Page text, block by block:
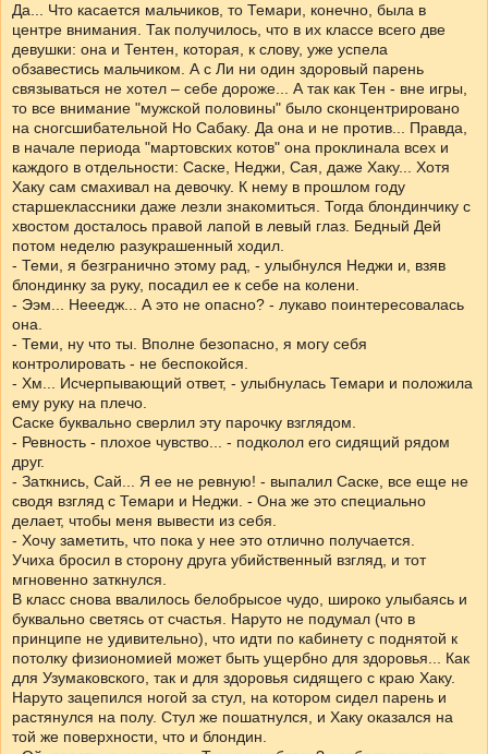
Да... Что касается мальчиков, то Темари, конечно, была в
центре внимания. Так получилось, что в их классе всего две
девушки: она и Тентен, которая, к слову, уже успела
обзавестись мальчиком. А с Ли ни один здоровый парень
связываться не хотел – себе дороже... А так как Тен - вне игры,
то все внимание "мужской половины" было сконцентрировано
на сногсшибательной Но Сабаку. Да она и не против... Правда,
в начале периода "мартовских котов" она проклинала всех и
каждого в отдельности: Саске, Неджи, Сая, даже Хаку... Хотя
Хаку сам смахивал на девочку. К нему в прошлом году
старшеклассники даже лезли знакомиться. Тогда блондинчику с
хвостом досталось правой лапой в левый глаз. Бедный Дей
потом неделю разукрашенный ходил.
- Теми, я безгранично этому рад, - улыбнулся Неджи и, взяв
блондинку за руку, посадил ее к себе на колени.
- Ээм... Нееедж... А это не опасно? - лукаво поинтересовалась
она.
- Теми, ну что ты. Вполне безопасно, я могу себя
контролировать - не беспокойся.
- Хм... Исчерпывающий ответ, - улыбнулась Темари и положила
ему руку на плечо.
Саске буквально сверлил эту парочку взглядом.
- Ревность - плохое чувство... - подколол его сидящий рядом
друг.
- Заткнись, Сай... Я ее не ревную! - выпалил Саске, все еще не
сводя взгляд с Темари и Неджи. - Она же это специально
делает, чтобы меня вывести из себя.
- Хочу заметить, что пока у нее это отлично получается.
Учиха бросил в сторону друга убийственный взгляд, и тот
мгновенно заткнулся.
В класс снова ввалилось белобрысое чудо, широко улыбаясь и
буквально светясь от счастья. Наруто не подумал (что в
принципе не удивительно), что идти по кабинету с поднятой к
потолку физиономией может быть ущербно для здоровья... Как
для Узумаковского, так и для здоровья сидящего с краю Хаку.
Наруто зацепился ногой за стул, на котором сидел парень и
растянулся на полу. Стул же пошатнулся, и Хаку оказался на
той же поверхности, что и блондин.